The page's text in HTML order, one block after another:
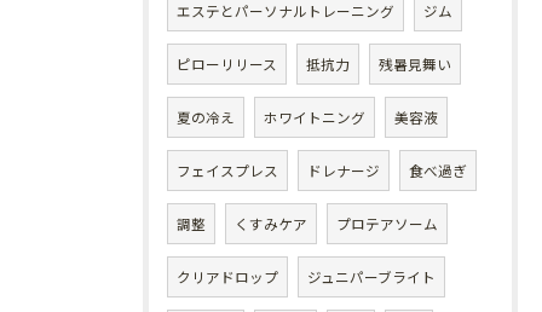
エステとパーソナルトレーニング ジム
ピローリリース 抵抗力 残暑見舞い
夏の冷え ホワイトニング 美容液
フェイスプレス ドレナージ 食べ過ぎ
調整 くすみケア プロテアソーム
クリアドロップ ジュニパーブライト